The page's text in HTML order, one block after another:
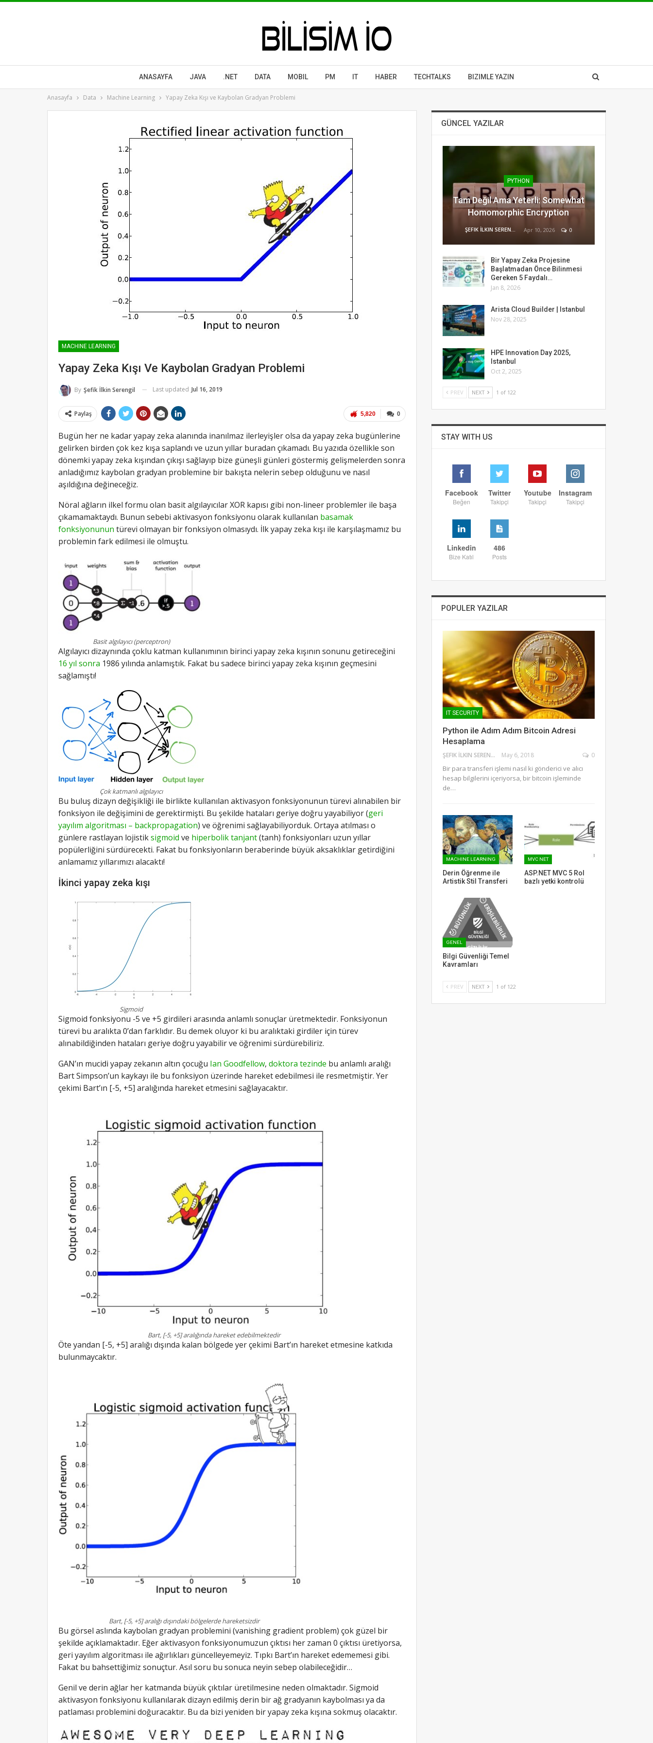
ANASAYFA JAVA .NET DATA MOBIL PM IT HABER TECHTALKS BIZIMLE YAZIN
Anasayfa Data Machine Learning Yapay Zeka Kışı ve Kaybolan Gradyan Problemi
MACHINE LEARNING
Yapay Zeka Kışı Ve Kaybolan Gradyan Problemi
By Şefik İlkin Serengil Last updated Jul 16, 2019
0
5,820
Paylaş
Bugün her ne kadar yapay zeka alanında inanılmaz ilerleyişler olsa da yapay zeka bugünlerine
gelirken birden çok kez kışa saplandı ve uzun yıllar buradan çıkamadı. Bu yazıda özellikle son
dönemki yapay zeka kışından çıkışı sağlayıp bize güneşli günleri göstermiş gelişmelerden sonra
anladığımız kaybolan gradyan problemine bir bakışta nelerin sebep olduğunu ve nasıl
aşıldığına değineceğiz.
Nöral ağların ilkel formu olan basit algılayıcılar XOR kapısı gibi non-lineer problemler ile başa
çıkamamaktaydı. Bunun sebebi aktivasyon fonksiyonu olarak kullanılan basamak
fonksiyonunun türevi olmayan bir fonksiyon olmasıydı. İlk yapay zeka kışı ile karşılaşmamız bu
problemin fark edilmesi ile olmuştu.
Basit algılayıcı (perceptron)
Algılayıcı dizaynında çoklu katman kullanımının birinci yapay zeka kışının sonunu getireceğini
16 yıl sonra 1986 yılında anlamıştık. Fakat bu sadece birinci yapay zeka kışının geçmesini
sağlamıştı!
Çok katmanlı algılayıcı
Bu buluş dizayn değişikliği ile birlikte kullanılan aktivasyon fonksiyonunun türevi alınabilen bir
fonksiyon ile değişimini de gerektirmişti. Bu şekilde hataları geriye doğru yayabiliyor (geri
yayılım algoritması – backpropagation) ve öğrenimi sağlayabiliyorduk. Ortaya atılması o
günlere rastlayan lojistiksigmoid ve hiperbolik tanjant(tanh) fonksiyonları uzun yıllar
popülerliğini sürdürecekti. Fakat bu fonksiyonların beraberinde büyük aksaklıklar getirdiğini
anlamamız yıllarımızı alacaktı!
İkinci yapay zeka kışı
Sigmoid
Sigmoid fonksiyonu -5 ve +5 girdileri arasında anlamlı sonuçlar üretmektedir. Fonksiyonun
türevi bu aralıkta 0’dan farklıdır. Bu demek oluyor ki bu aralıktaki girdiler için türev
alınabildiğinden hataları geriye doğru yayabilir ve öğrenimi sürdürebiliriz.
GAN’ın mucidi yapay zekanın altın çocuğu Ian Goodfellow, doktora tezinde bu anlamlı aralığı
Bart Simpson’un kaykayı ile bu fonksiyon üzerinde hareket edebilmesi ile resmetmiştir. Yer
çekimi Bart’ın [-5, +5] aralığında hareket etmesini sağlayacaktır.
Bart, [-5, +5] aralığında hareket edebilmektedir
Öte yandan [-5, +5] aralığı dışında kalan bölgede yer çekimi Bart’ın hareket etmesine katkıda
bulunmaycaktır.
Bart, [-5, +5] aralığı dışındaki bölgelerde hareketsizdir
Bu görsel aslında kaybolan gradyan problemini (vanishing gradient problem) çok güzel bir
şekilde açıklamaktadır. Eğer aktivasyon fonksiyonumuzun çıktısı her zaman 0 çıktısı üretiyorsa,
geri yayılım algoritması ile ağırlıkları güncelleyemeyiz. Tıpkı Bart’ın hareket edememesi gibi.
Fakat bu bahsettiğimiz sonuçtur. Asıl soru bu sonuca neyin sebep olabileceğidir…
Genil ve derin ağlar her katmanda büyük çıktılar üretilmesine neden olmaktadır. Sigmoid
aktivasyon fonksiyonu kullanılarak dizayn edilmiş derin bir ağ gradyanın kaybolması ya da
patlaması problemini doğuracaktır. Bu da bizi yeniden bir yapay zeka kışına sokmuş olacaktır.
GÜNCEL YAZILAR
PYTHON
Tam Değil Ama Yeterli: Somewhat
Homomorphic Encryption
ŞEFIK İLKIN SERENGIL Apr 10, 2026 0
Bir Yapay Zeka Projesine
Başlatmadan Önce Bilinmesi
Gereken 5 Faydalı…
Jan 8, 2026
Arista Cloud Builder | Istanbul
Nov 28, 2025
HPE Innovation Day 2025,
Istanbul
Oct 2, 2025
PREV NEXT 1 of 122
STAY WITH US
Facebook
Beğen
Twitter
Takipçi
Youtube
Takipçi
Instagram
Takipçi
Linkedin
Bize Katıl
486
Posts
POPULER YAZILAR
IT SECURITY
Python ile Adım Adım Bitcoin Adresi
Hesaplama
ŞEFIK İLKIN SERENGIL May 6, 2018 0
Bir para transferi işlemi nasıl ki gönderici ve alıcı
hesap bilgilerini içeriyorsa, bir bitcoin işleminde
de…
MACHINE LEARNING
Derin Öğrenme ile
Artistik Stil Transferi
MVC NET
ASP.NET MVC 5 Rol
bazlı yetki kontrolü
GENEL
Bilgi Güvenliği Temel
Kavramları
PREV NEXT 1 of 122